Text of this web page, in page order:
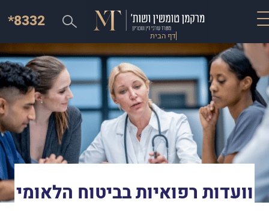
דף הבית
*8332
וועדות רפואיות בביטוח הלאומי